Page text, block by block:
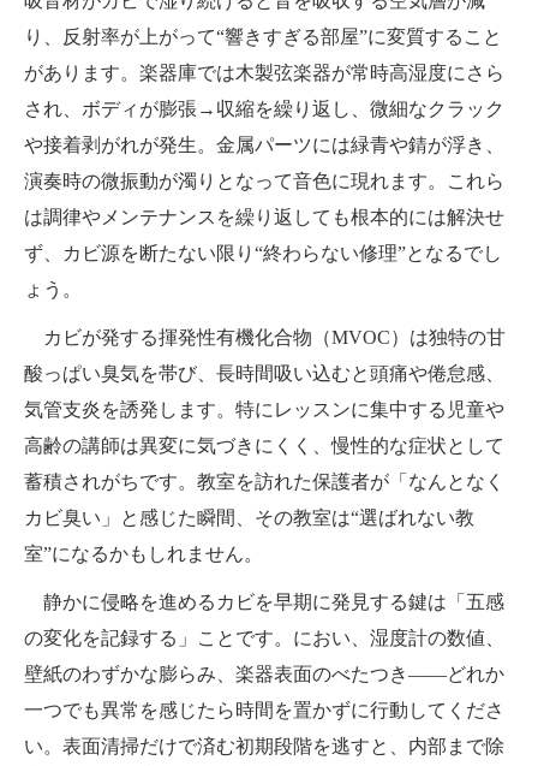
り、反射率が上がって“響きすぎる部屋”に変質すること
があります。楽器庫では木製弦楽器が常時高湿度にさら
され、ボディが膨張→収縮を繰り返し、微細なクラック
や接着剥がれが発生。金属パーツには緑青や錆が浮き、
演奏時の微振動が濁りとなって音色に現れます。これら
は調律やメンテナンスを繰り返しても根本的には解決せ
ず、カビ源を断たない限り“終わらない修理”となるでし
ょう。
カビが発する揮発性有機化合物（MVOC）は独特の甘
酸っぱい臭気を帯び、長時間吸い込むと頭痛や倦怠感、
気管支炎を誘発します。特にレッスンに集中する児童や
高齢の講師は異変に気づきにくく、慢性的な症状として
蓄積されがちです。教室を訪れた保護者が「なんとなく
カビ臭い」と感じた瞬間、その教室は“選ばれない教
室”になるかもしれません。
静かに侵略を進めるカビを早期に発見する鍵は「五感
の変化を記録する」ことです。におい、湿度計の数値、
壁紙のわずかな膨らみ、楽器表面のべたつき——どれか
一つでも異常を感じたら時間を置かずに行動してくださ
い。表面清掃だけで済む初期段階を逃すと、内部まで除